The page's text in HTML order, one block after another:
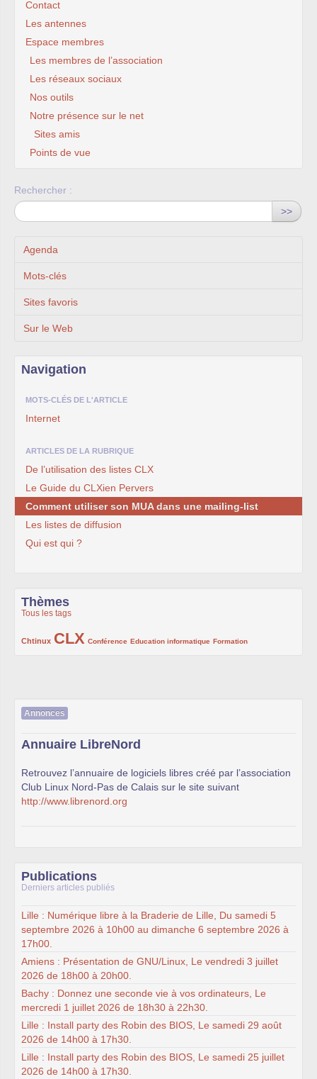
Contact
Les antennes
Espace membres
Les membres de l’association
Les réseaux sociaux
Nos outils
Notre présence sur le net
Sites amis
Points de vue
Rechercher :
>>
Agenda
Mots-clés
Sites favoris
Sur le Web
Navigation
MOTS-CLÉS DE L'ARTICLE
Internet
ARTICLES DE LA RUBRIQUE
De l’utilisation des listes CLX
Le Guide du CLXien Pervers
Comment utiliser son MUA dans une mailing-list
Les listes de diffusion
Qui est qui ?
Thèmes
Tous les tags
Chtinux
222/1002CLX
1002/1002 Conférence
132/1002 Education informatique
119/1002 Formation
168/1002
Annonces
Annuaire LibreNord
Retrouvez l’annuaire de logiciels libres créé par l’association
Club Linux Nord-Pas de Calais sur le site suivant
http://www.librenord.org
Publications
Derniers articles publiés
Lille : Numérique libre à la Braderie de Lille, Du samedi 5
septembre 2026 à 10h00 au dimanche 6 septembre 2026 à
17h00.
Amiens : Présentation de GNU/Linux, Le vendredi 3 juillet
2026 de 18h00 à 20h00.
Bachy : Donnez une seconde vie à vos ordinateurs, Le
mercredi 1 juillet 2026 de 18h30 à 22h30.
Lille : Install party des Robin des BIOS, Le samedi 29 août
2026 de 14h00 à 17h30.
Lille : Install party des Robin des BIOS, Le samedi 25 juillet
2026 de 14h00 à 17h30.